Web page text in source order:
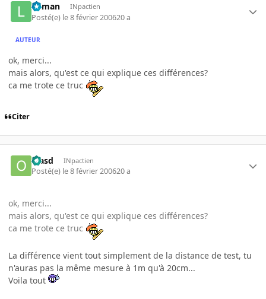
lolman INpactien
Posté(e) le 8 février 200620 a
AUTEUR
ok, merci...
mais alors, qu'est ce qui explique ces différences?
ca me trote ce truc
Citer
olasd INpactien
Posté(e) le 8 février 200620 a
ok, merci...
mais alors, qu'est ce qui explique ces différences?
ca me trote ce truc
La différence vient tout simplement de la distance de test, tu
n'auras pas la même mesure à 1m qu'à 20cm...
Voila tout